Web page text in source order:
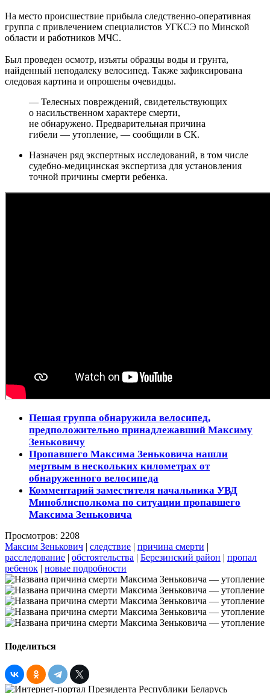
На место происшествие прибыла следственно-оперативная
группа с привлечением специалистов УГКСЭ по Минской
области и работников МЧС.
Был проведен осмотр, изъяты образцы воды и грунта,
найденный неподалеку велосипед. Также зафиксирована
следовая картина и опрошены очевидцы.
— Телесных повреждений, свидетельствующих
о насильственном характере смерти,
не обнаружено. Предварительная причина
гибели — утопление, — сообщили в СК.
Назначен ряд экспертных исследований, в том числе
судебно-медицинская экспертиза для установления
точной причины смерти ребенка.
Пешая группа обнаружила велосипед,
предположительно принадлежавший Максиму
Зеньковичу
Пропавшего Максима Зеньковича нашли
мертвым в нескольких километрах от
обнаруженного велосипеда
Комментарий заместителя начальника УВД
Миноблисполкома по ситуации пропавшего
Максима Зеньковича
Просмотров: 2208
Максим Зенькович | следствие | причина смерти |
расследование | обстоятельства | Березинский район | пропал
ребенок | новые подробности
Поделиться